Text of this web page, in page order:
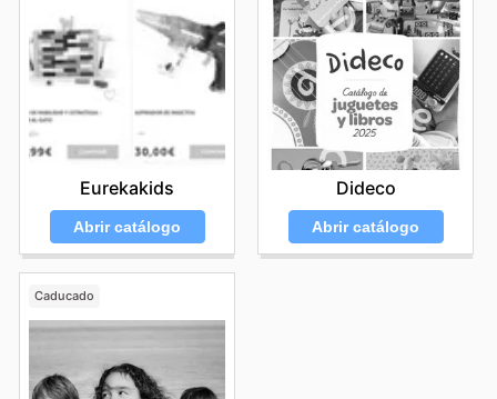
Eurekakids
Abrir catálogo
Dideco
Abrir catálogo
Caducado